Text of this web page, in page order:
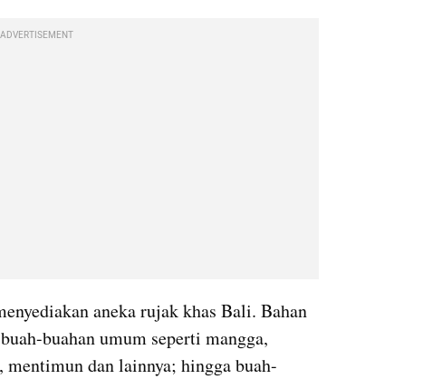
ADVERTISEMENT
aneka rujak khas Bali. Bahan
buahan umum seperti mangga,
mentimun dan lainnya; hingga buah-